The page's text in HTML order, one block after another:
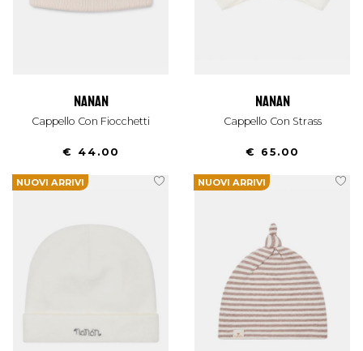
nanan
Cappello Con Fiocchetti
€ 44.00
nanan
Cappello Con Strass
€ 65.00
NUOVI ARRIVI NUOVI ARRIVI